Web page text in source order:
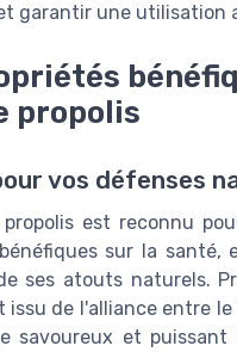
garantir une utilisation
propolis
vos défenses
est reconnu
sur la santé,
ses atouts naturels.
issu de l'alliance entre le
savoureux et